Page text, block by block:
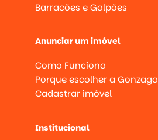
Barracões e Galpões
Anunciar um imóvel
Como Funciona
Porque escolher a Gonzaga
Cadastrar imóvel
Institucional